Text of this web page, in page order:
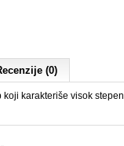
(0)
koji karakteriše visok